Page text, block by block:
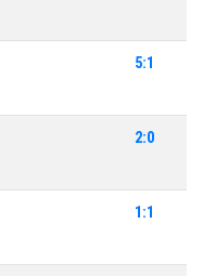
5:1
2:0
1:1